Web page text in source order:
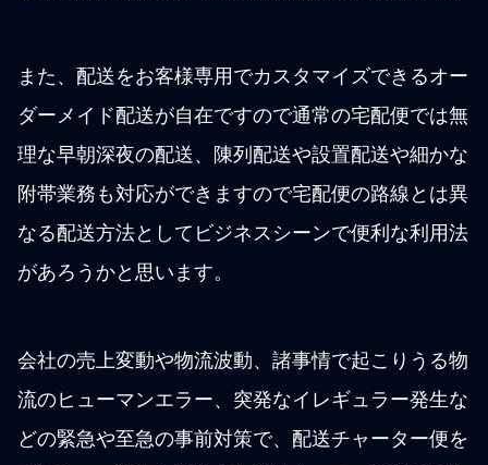
また、配送をお客様専用でカスタマイズできるオー
ダーメイド配送が自在ですので通常の宅配便では無
理な早朝深夜の配送、陳列配送や設置配送や細かな
附帯業務も対応ができますので宅配便の路線とは異
なる配送方法としてビジネスシーンで便利な利用法
があろうかと思います。
会社の売上変動や物流波動、諸事情で起こりうる物
流のヒューマンエラー、突発なイレギュラー発生な
どの緊急や至急の事前対策で、配送チャーター便を